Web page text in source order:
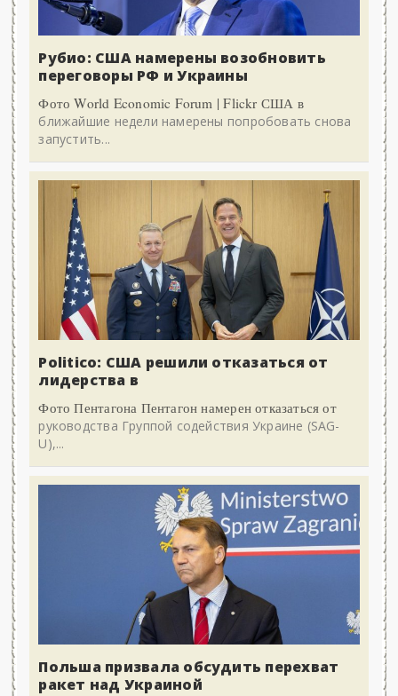
Рубио: США намерены возобновить
переговоры РФ и Украины
Фото World Economic Forum | Flickr США в
ближайшие недели намерены попробовать снова
запустить...
Politico: США решили отказаться от
лидерства в
Фото Пентагона Пентагон намерен отказаться от
руководства Группой содействия Украине (SAG-
U),...
Польша призвала обсудить перехват
ракет над Украиной